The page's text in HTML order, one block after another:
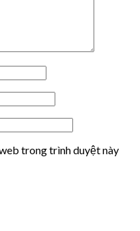
trong trình duyệt này